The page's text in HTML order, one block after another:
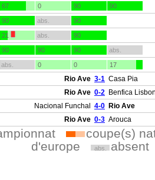
67 0 90 90
90 abs. 90
21 abs. 90
90 90 90 abs.
abs. 0 0 17
Rio Ave 3-1 Casa Pia
Rio Ave 0-2 Benfica
Nacional Funchal 4-0 Rio Ave
Rio Ave 0-3 Arouca
coupe(s)
d'europe
abs. absent